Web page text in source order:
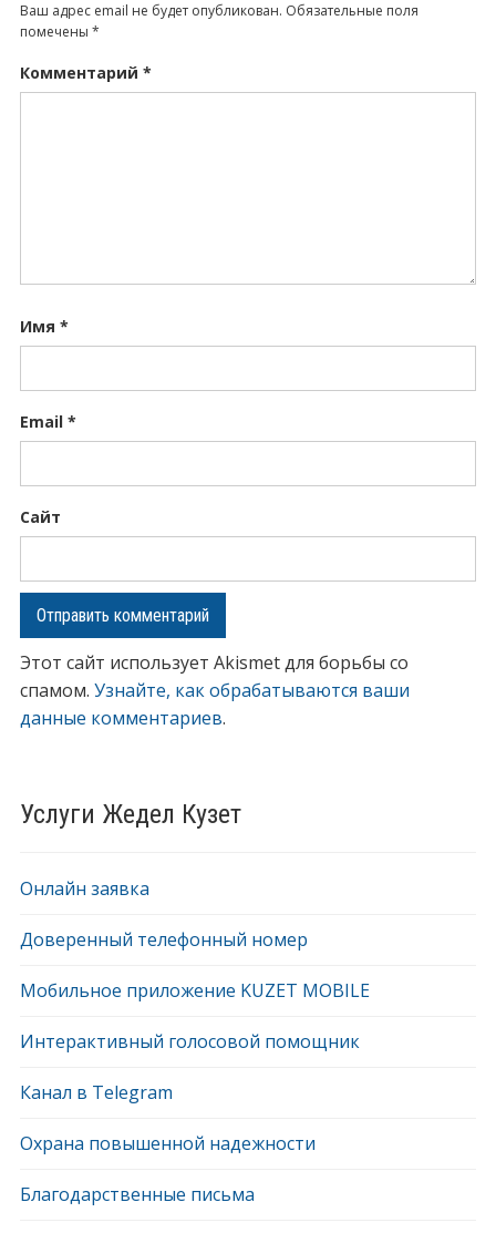
Услуги Жедел Кузет
Онлайн заявка
Доверенный телефонный номер
Мобильное приложение KUZET MOBILE
Интерактивный голосовой помощник
Канал в Telegram
Охрана повышенной надежности
Благодарственные письма
Ваш адрес email не будет опубликован. Обязательные поля
помечены *
Комментарий *
Имя *
Email *
Сайт
Этот сайт использует Akismet для борьбы со
спамом. Узнайте, как обрабатываются ваши
данные комментариев.